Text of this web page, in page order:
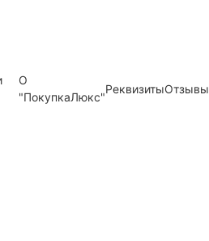
О
"ПокупкаЛюкс"
РеквизитыОтзывы